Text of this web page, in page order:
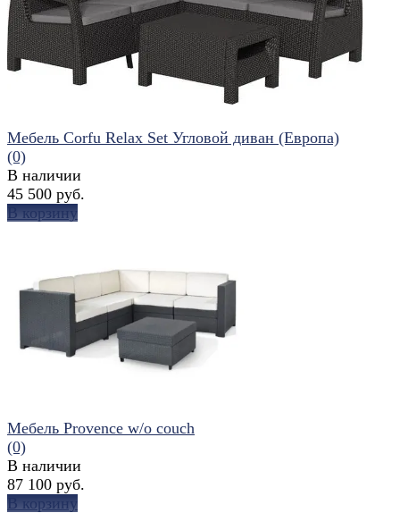
избранное сравнить
Мебель Corfu Relax Set Угловой диван (Европа)
(0)
В наличии
45 500 руб.
В корзину
Мебель Provence w/o couch
(0)
В наличии
87 100 руб.
В корзину